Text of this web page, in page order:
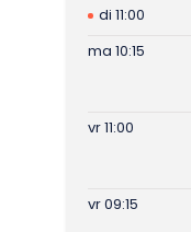
di 11:00
ma 10:15
vr 11:00
vr 09:15